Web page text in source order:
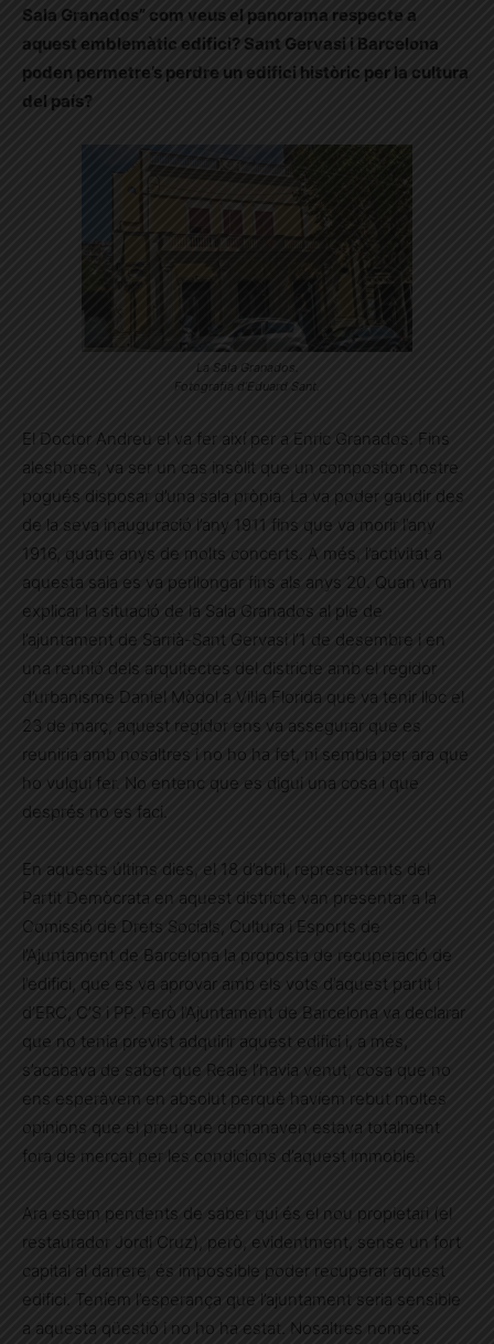
Sala Granados” com veus el panorama respecte a
aquest emblemàtic edifici? Sant Gervasi i Barcelona
poden permetre’s perdre un edifici històric per la cultura
del país?
La Sala Granados.
Fotografia d’Eduard Sant.
El Doctor Andreu el va fer així per a Enric Granados. Fins
aleshores, va ser un cas insòlit que un compositor nostre
pogués disposar d’una sala pròpia. La va poder gaudir des
de la seva inauguració l’any 1911 fins que va morir l’any
1916, quatre anys de molts concerts. A més, l’activitat a
aquesta sala es va perllongar fins als anys 20. Quan vam
explicar la situació de la Sala Granados al ple de
l’ajuntament de Sarrià-Sant Gervasi l’1 de desembre i en
una reunió dels arquitectes del districte amb el regidor
d’urbanisme Daniel Mòdol a Vil·la Florida que va tenir lloc el
23 de març, aquest regidor ens va assegurar que es
reuniria amb nosaltres i no ho ha fet, ni sembla per ara que
ho vulgui fer. No entenc que es digui una cosa i que
després no es faci.
En aquests últims dies, el 18 d’abril, representants del
Partit Demòcrata en aquest districte van presentar a la
Comissió de Drets Socials, Cultura i Esports de
l’Ajuntament de Barcelona la proposta de recuperació de
l’edifici, que es va aprovar amb els vots d’aquest partit i
d’ERC, C’S i PP. Però l’Ajuntament de Barcelona va declarar
que no tenia previst adquirir aquest edifici i, a més,
s’acabava de saber que Reale l’havia venut, cosa que no
ens esperàvem en absolut perquè havíem rebut moltes
opinions que el preu que demanaven estava totalment
fora de mercat per les condicions d’aquest immoble.
Ara estem pendents de saber qui és el nou propietari (el
restaurador Jordi Cruz), però, evidentment, sense un fort
capital al darrere, és impossible poder recuperar aquest
edifici. Teníem l’esperança que l’ajuntament seria sensible
a aquesta qüestió i no ho ha estat. Nosaltres només